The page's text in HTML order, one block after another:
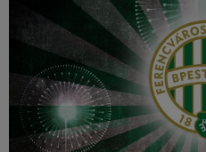
Jegyek
FM YouTube +